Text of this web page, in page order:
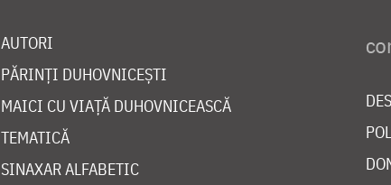
AUTORI
PĂRINȚI DUHOVNICEȘTI
MAICI CU VIAȚĂ DUHOVNICEASCĂ
TEMATICĂ
SINAXAR ALFABETIC